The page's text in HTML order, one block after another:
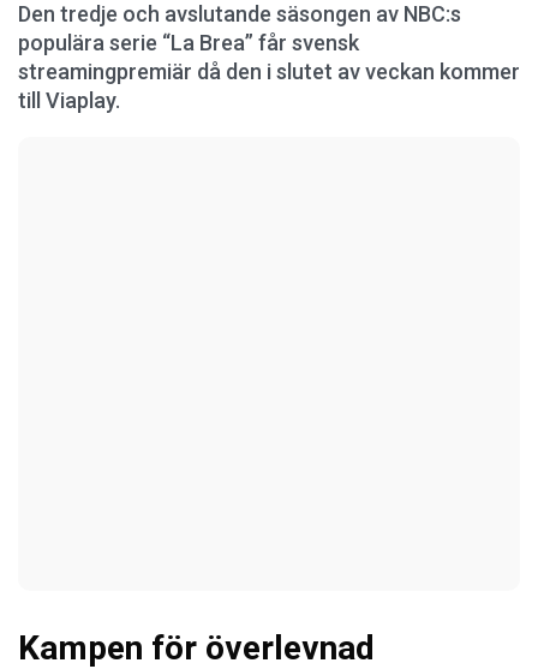
Den tredje och avslutande säsongen av NBC:s
populära serie “La Brea” får svensk
streamingpremiär då den i slutet av veckan kommer
till Viaplay.
Kampen för överlevnad